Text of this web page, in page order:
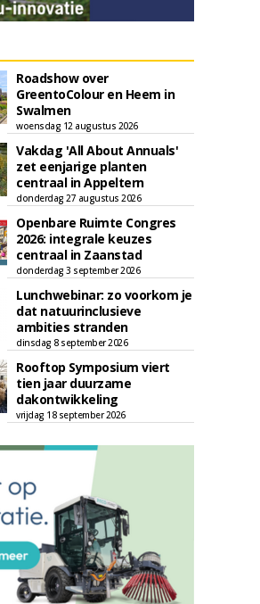
Roadshow over
GreentoColour en Heem in
Swalmen
woensdag 12 augustus 2026
Vakdag 'All About Annuals'
zet eenjarige planten
centraal in Appeltern
donderdag 27 augustus 2026
Openbare Ruimte Congres
2026: integrale keuzes
centraal in Zaanstad
donderdag 3 september 2026
Lunchwebinar: zo voorkom je
dat natuurinclusieve
ambities stranden
dinsdag 8 september 2026
Rooftop Symposium viert
tien jaar duurzame
dakontwikkeling
vrijdag 18 september 2026